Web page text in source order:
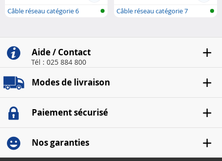
Câble réseau catégorie 6
Câble réseau catégorie 7
Aide / Contact
Tél : 025 884 800
Modes de livraison
Paiement sécurisé
Nos garanties